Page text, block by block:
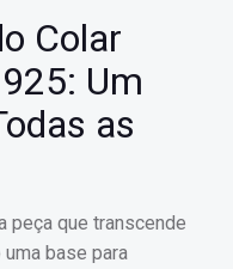
Colar
Um
as
peça que transcende
base para